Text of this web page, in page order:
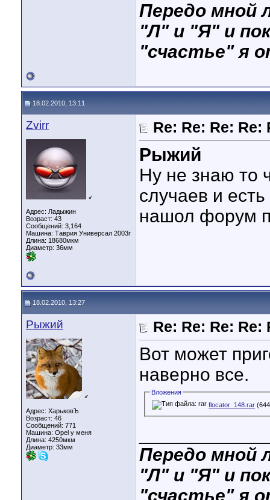
Передо мной
"Л" и "Я" и
"счастье" я
18.02.2010, 13:11
Zvirr
♂
Адрес: Ладыжин
Возраст: 43
Сообщений: 3,164
Машина: Таврия Универсал 2003г
Длина: 18680мкм
Диаметр: 36мм
Re: Re: Re: Re:
Рыжий
Ну не знаю то
случаев и
нашол форум
18.02.2010, 13:27
Рыжий
♂
Адрес: ХарьковЪ
Возраст: 46
Сообщений: 771
Машина: Opel у меня
Длина: 4250мкм
Диаметр: 33мм
Re: Re: Re: Re:
Вот может
наверно все.
Вложения
flocator_148.rar
Передо мной
"Л" и "Я" и
"счастье" я